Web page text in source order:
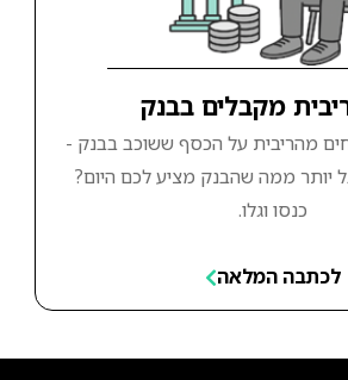
מקבלים בבנק
מהריבית על הכסף ששוכב בבנק -
יותר ממה שהבנק מציע לכם היום?
כנסו וגלו.
לכתבה המלאה